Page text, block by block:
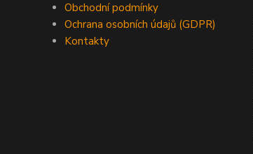
Obchodní podmínky
Ochrana osobních údajů (GDPR)
Kontakty